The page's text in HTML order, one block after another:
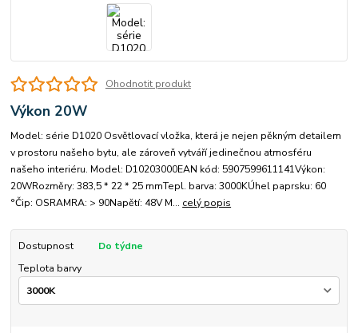
Ohodnotit produkt
Výkon 20W
Model: série D1020 Osvětlovací vložka, která je nejen pěkným detailem
v prostoru našeho bytu, ale zároveň vytváří jedinečnou atmosféru
našeho interiéru. Model: D10203000EAN kód: 5907599611141Výkon:
20WRozměry: 383,5 * 22 * ​​25 mmTepl. barva: 3000KÚhel paprsku: 60
°Čip: OSRAMRA: > 90Napětí: 48V M... celý popis
Dostupnost
Do týdne
Teplota barvy